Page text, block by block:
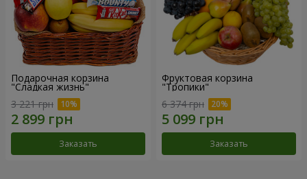
Подарочная корзина
"Сладкая жизнь"
3 221 грн
Заказать
Фруктовая корзина
"Тропики"
6 374 грн
Заказать